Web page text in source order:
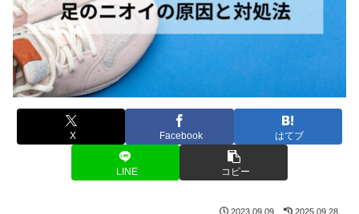
X Facebook はてブ
LINE コピー
2023.09.09 2025.09.28